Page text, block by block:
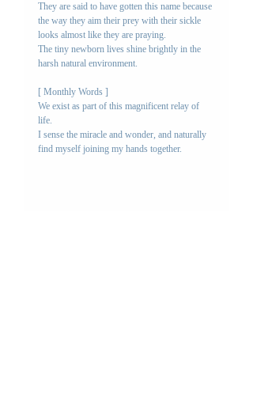
They are said to have gotten this name because
the way they aim their prey with their sickle
looks almost like they are praying.
The tiny newborn lives shine brightly in the
harsh natural environment.
[ Monthly Words ]
We exist as part of this magnificent relay of
life.
I sense the miracle and wonder, and naturally
find myself joining my hands together.